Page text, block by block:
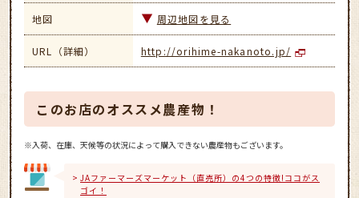
地図 周辺地図を見る
URL（詳細） http://orihime-nakanoto.jp/
このお店のオススメ農産物！
※入荷、在庫、天候等の状況によって購入できない農産物もございます。
JAファーマーズマーケット（直売所）の4つの特徴!ココがス
ゴイ！